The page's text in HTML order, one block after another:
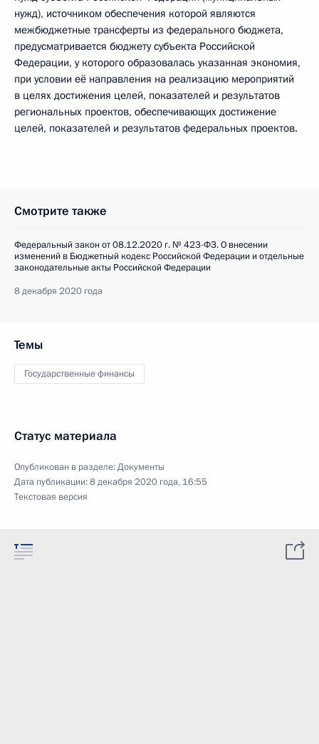
нужд), источником обеспечения которой являются
межбюджетные трансферты из федерального бюджета,
предусматривается бюджету субъекта Российской
Федерации, у которого образовалась указанная экономия,
при условии её направления на реализацию мероприятий
в целях достижения целей, показателей и результатов
региональных проектов, обеспечивающих достижение
целей, показателей и результатов федеральных проектов.
Смотрите также
Федеральный закон от 08.12.2020 г. № 423-ФЗ. О внесении
изменений в Бюджетный кодекс Российской Федерации и отдельные
законодательные акты Российской Федерации
8 декабря 2020 года
Темы
Государственные финансы
Статус материала
Опубликован в разделе:Документы
Дата публикации:8 декабря 2020 года, 16:55
Текстовая версия